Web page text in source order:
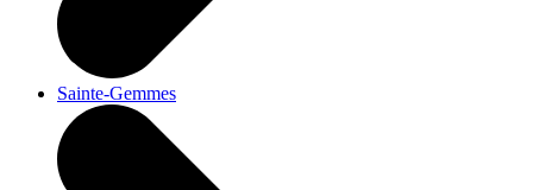
Sainte-Gemmes